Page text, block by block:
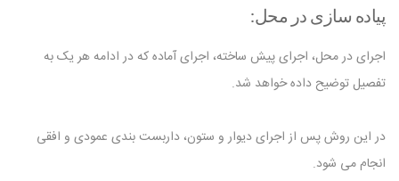
پیاده سازی در محل:
اجرای در محل، اجرای پیش ساخته، اجرای آماده که در ادامه هر یک به
تفصیل توضیح داده خواهد شد.
در این روش پس از اجرای دیوار و ستون، داربست بندی عمودی و افقی
انجام می شود.